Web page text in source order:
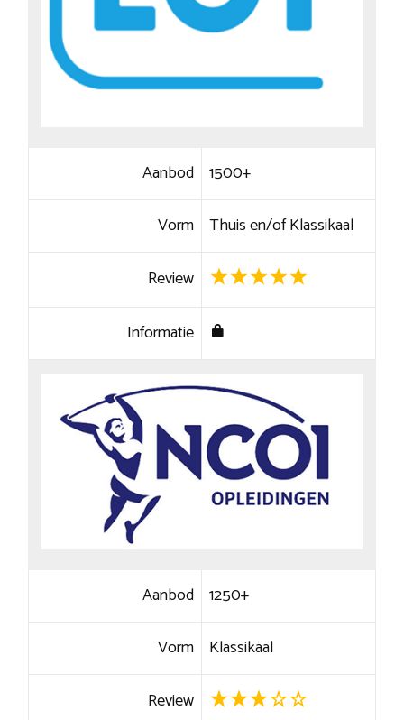
Aanbod 1500+
Vorm Thuis en/of Klassikaal
Review
Informatie
Aanbod 1250+
Vorm Klassikaal
Review